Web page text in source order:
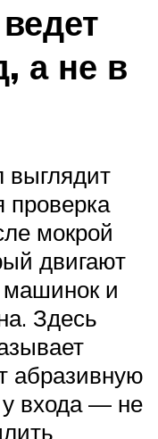
а не в
выглядит
мокрой
двигают
машинок и
Здесь
абразивную
у входа — не